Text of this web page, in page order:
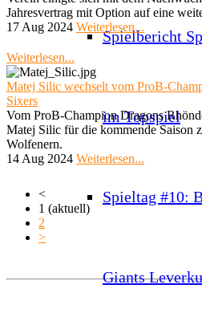
Spielbericht
im Topspiel
Spieltag #10:
Giants
Jahresvertrag mit Option auf eine
17 Aug 2024 Weiterlesen...
Weiterlesen...
Matej Silic wechselt vom ProB-
Sixers
Vom ProB-Champion Dragons
Matej Silic für die kommende Saison
Wolfenern.
14 Aug 2024 Weiterlesen...
<
1 (aktuell)
2
>